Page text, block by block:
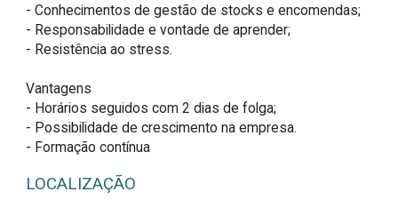
- Conhecimentos de gestão de stocks e encomendas;
- Responsabilidade e vontade de aprender;
- Resistência ao stress.
Vantagens
- Horários seguidos com 2 dias de folga;
- Possibilidade de crescimento na empresa.
- Formação contínua
LOCALIZAÇÃO